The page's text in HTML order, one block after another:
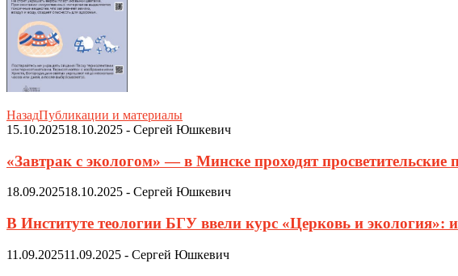
НазадПубликации и материалы
15.10.202518.10.2025 - Сергей Юшкевич
«Завтрак с экологом» — в Минске проходят просветительские
18.09.202518.10.2025 - Сергей Юшкевич
В Институте теологии БГУ ввели курс «Церковь и экология»:
11.09.202511.09.2025 - Сергей Юшкевич